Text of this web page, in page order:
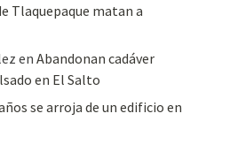
Tlaquepaque matan a
enAbandonan cadáver
en El Salto
se arroja de un edificio en